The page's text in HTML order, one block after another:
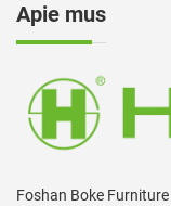
Apie mus
Foshan Boke